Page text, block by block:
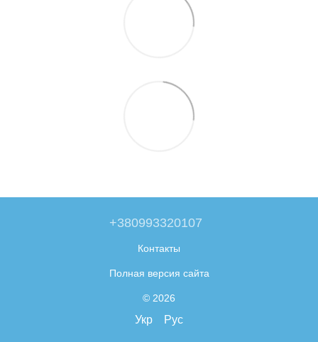
+380993320107
Контакты
Полная версия сайта
© 2026
Укр Рус